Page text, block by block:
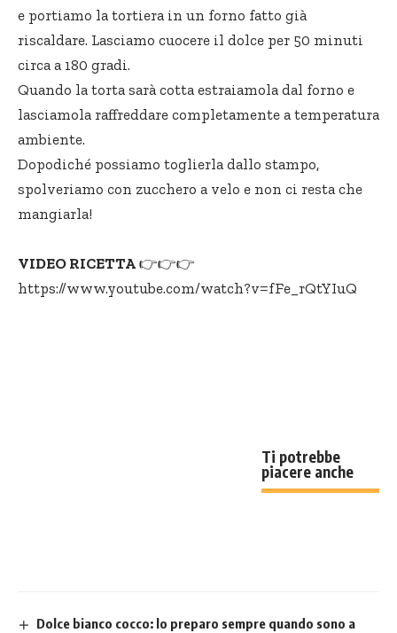
e portiamo la tortiera in un forno fatto già
riscaldare. Lasciamo cuocere il dolce per 50 minuti
circa a 180 gradi.
Quando la torta sarà cotta estraiamola dal forno e
lasciamola raffreddare completamente a temperatura
ambiente.
Dopodiché possiamo toglierla dallo stampo,
spolveriamo con zucchero a velo e non ci resta che
mangiarla!
VIDEO RICETTA 👉👉👉
https://www.youtube.com/watch?v=fFe_rQtYIuQ
Ti potrebbe
piacere anche
Dolce bianco cocco: lo preparo sempre quando sono a